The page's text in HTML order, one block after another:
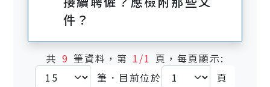
件？
共 9筆資料，第 1/1 頁，每頁顯示:
筆．目前位於
頁